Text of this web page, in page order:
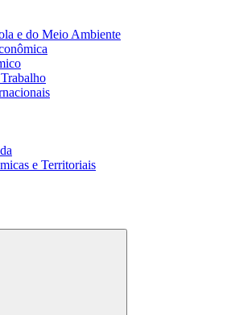
e do Meio Ambiente
e Territoriais